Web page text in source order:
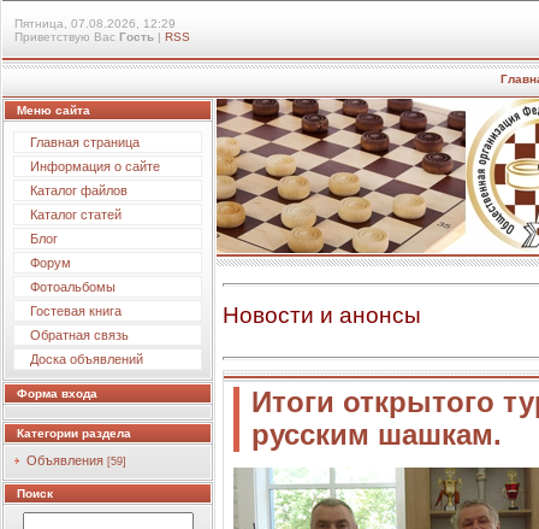
Пятница, 07.08.2026, 12:29
Приветствую Вас Гость | RSS
Меню сайта
Главная страница
Информация о сайте
Каталог файлов
Каталог статей
Блог
Форум
Фотоальбомы
Гостевая книга
Обратная связь
Доска объявлений
Форма входа
Категории раздела
Объявления [59]
Поиск
Новости и анонсы
Итоги открытого
русским шашкам.